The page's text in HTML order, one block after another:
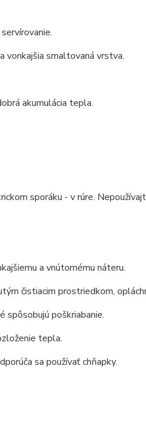
vonkajšia smaltovaná vrstva.
akumulácia tepla.
sporáku - v rúre.
a vnútornému náteru.
čistiacim prostriedkom,
poškriabanie.
tepla.
sa používať chňapky.